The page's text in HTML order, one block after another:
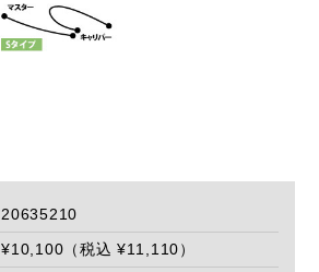
20635210
¥10,100（税込 ¥11,110）